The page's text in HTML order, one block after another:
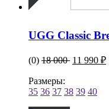
UGG Classic
(0) 18 000 11 990 ₽
Размеры:
35 36 37 38 39 40